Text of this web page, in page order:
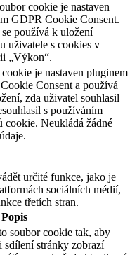
cookie je nastaven
GDPR Cookie Consent.
používá k uložení
uživatele s cookies v
„Výkon“.
je nastaven pluginem
Consent a používá
zda uživatel souhlasil
s používáním
cookie. Neukládá žádné
určité funkce, jako je
sociálních médií,
třetích stran.
Popis
soubor cookie tak, aby
sdílení stránky zobrazí